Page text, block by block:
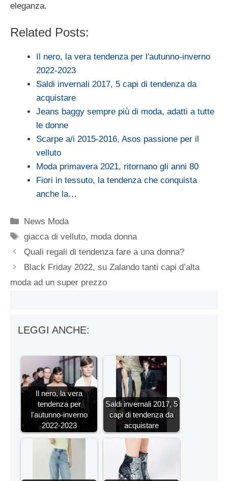
eleganza.
Related Posts:
Il nero, la vera tendenza per l'autunno-inverno
2022-2023
Saldi invernali 2017, 5 capi di tendenza da
acquistare
Jeans baggy sempre più di moda, adatti a tutte
le donne
Scarpe a/i 2015-2016, Asos passione per il
velluto
Moda primavera 2021, ritornano gli anni 80
Fiori in tessuto, la tendenza che conquista
anche la…
Categorie
News Moda
Tag
giacca di velluto, moda donna
Quali regali di tendenza fare a una donna?
Black Friday 2022, su Zalando tanti capi d’alta
moda ad un super prezzo
LEGGI ANCHE:
Il nero, la vera
tendenza per
l'autunno-inverno
2022-2023
Saldi invernali 2017, 5
capi di tendenza da
acquistare